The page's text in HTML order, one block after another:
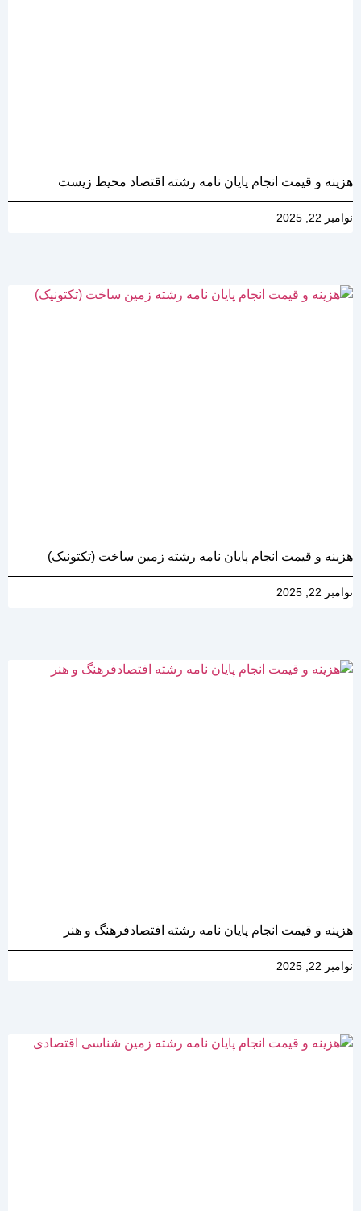
هزینه و قیمت انجام پایان نامه رشته اقتصاد محیط زیست
نوامبر 22, 2025
هزینه و قیمت انجام پایان نامه رشته زمین ساخت (تکتونیک)
نوامبر 22, 2025
هزینه و قیمت انجام پایان نامه رشته افتصادفرهنگ و هنر
نوامبر 22, 2025